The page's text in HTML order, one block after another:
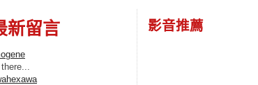
新留言
there...
影音推薦